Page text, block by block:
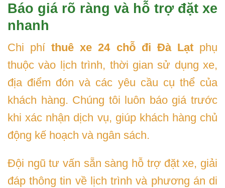
Báo giá rõ ràng và hỗ trợ đặt xe
nhanh
Chi phíthuê xe 24 chỗ đi Đà Lạtphụ
thuộc vào lịch trình, thời gian sử dụng xe,
địa điểm đón và các yêu cầu cụ thể của
khách hàng. Chúng tôi luôn báo giá trước
khi xác nhận dịch vụ, giúp khách hàng chủ
động kế hoạch và ngân sách.
Đội ngũ tư vấn sẵn sàng hỗ trợ đặt xe, giải
đáp thông tin về lịch trình và phương án di